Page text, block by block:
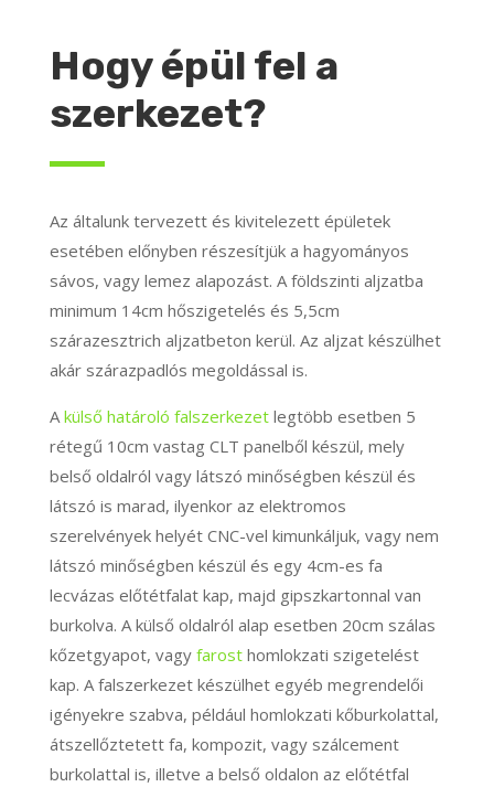
Hogy épül fel a
szerkezet?
Az általunk tervezett és kivitelezett épületek
esetében előnyben részesítjük a hagyományos
sávos, vagy lemez alapozást. A földszinti aljzatba
minimum 14cm hőszigetelés és 5,5cm
szárazesztrich aljzatbeton kerül. Az aljzat készülhet
akár szárazpadlós megoldással is.
Akülső határoló falszerkezetlegtöbb esetben 5
rétegű 10cm vastag CLT panelből készül, mely
belső oldalról vagy látszó minőségben készül és
látszó is marad, ilyenkor az elektromos
szerelvények helyét CNC-vel kimunkáljuk, vagy nem
látszó minőségben készül és egy 4cm-es fa
lecvázas előtétfalat kap, majd gipszkartonnal van
burkolva. A külső oldalról alap esetben 20cm szálas
kőzetgyapot, vagy farosthomlokzati szigetelést
kap. A falszerkezet készülhet egyéb megrendelői
igényekre szabva, például homlokzati kőburkolattal,
átszellőztetett fa, kompozit, vagy szálcement
burkolattal is, illetve a belső oldalon az előtétfal